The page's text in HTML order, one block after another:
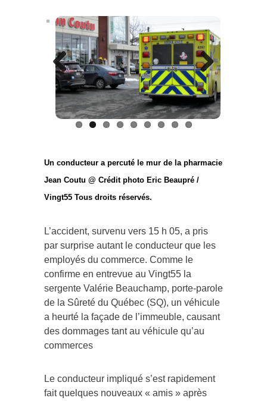
Previous Next
Un conducteur a percuté le mur de la pharmacie
Jean Coutu @ Crédit photo Eric Beaupré /
Vingt55 Tous droits réservés.
L’accident, survenu vers 15 h 05, a pris
par surprise autant le conducteur que les
employés du commerce. Comme le
confirme en entrevue au Vingt55 la
sergente Valérie Beauchamp, porte-parole
de la Sûreté du Québec (SQ), un véhicule
a heurté la façade de l’immeuble, causant
des dommages tant au véhicule qu’au
commerces
Le conducteur impliqué s’est rapidement
fait quelques nouveaux « amis » après